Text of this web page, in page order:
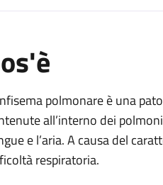
polmonare è una
all’interno dei
e l’aria. A causa del
respiratoria.